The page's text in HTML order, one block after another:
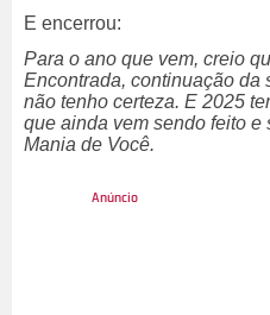
E encerrou:
Para o ano que vem, creio
Encontrada, continuação da
não tenho certeza. E 2025
que ainda vem sendo feito e
Mania de Você.